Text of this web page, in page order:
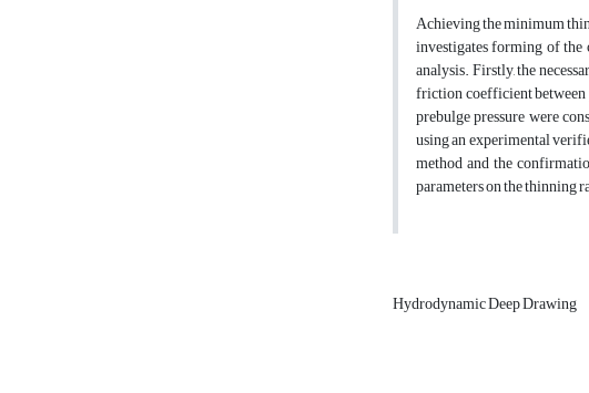
Achieving the minimum
investigates forming of the
analysis. Firstly, the
friction coefficient between
prebulge pressure were
using an experimental
method and the
parameters on the thinning
Hydrodynamic Deep Drawing